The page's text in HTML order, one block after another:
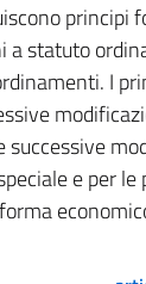
principi
statuto
I
successive
e per